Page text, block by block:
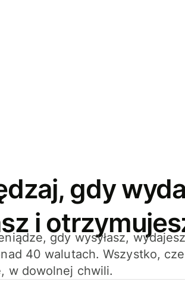
gdy
i gdy wysyłasz,
40 walutach. Wszystko,
w dowolnej chwili.